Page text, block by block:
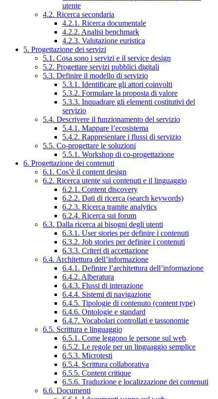
utente
4.2. Ricerca secondaria
4.2.1. Ricerca documentale
4.2.2. Analisi benchmark
4.2.3. Valutazione euristica
5. Progettazione dei servizi
5.1. Cosa sono i servizi e il service design
5.2. Progettare servizi pubblici digitali
5.3. Definire il modello di servizio
5.3.1. Identificare gli attori coinvolti
5.3.2. Formulare la proposta di valore
5.3.3. Inquadrare gli elementi costitutivi del
servizio
5.4. Descrivere il funzionamento del servizio
5.4.1. Mappare l’ecosistema
5.4.2. Rappresentare i flussi di servizio
5.5. Co-progettare le soluzioni
5.5.1. Workshop di co-progettazione
6. Progettazione dei contenuti
6.1. Cos’è il content design
6.2. Ricerca utente sui contenuti e il linguaggio
6.2.1. Content discovery
6.2.2. Dati di ricerca (search keywords)
6.2.3. Ricerca tramite analytics
6.2.4. Ricerca sui forum
6.3. Dalla ricerca ai bisogni degli utenti
6.3.1. User stories per definire i contenuti
6.3.2. Job stories per definire i contenuti
6.3.3. Criteri di accettazione
6.4. Architettura dell’informazione
6.4.1. Definire l’architettura dell’informazione
6.4.2. Alberatura
6.4.3. Flussi di interazione
6.4.4. Sistemi di navigazione
6.4.5. Tipologie di contenuto (content type)
6.4.6. Ontologie e standard
6.4.7. Vocabolari controllati e tassonomie
6.5. Scrittura e linguaggio
6.5.1. Come leggono le persone sul web
6.5.2. Le regole per un linguaggio semplice
6.5.3. Microtesti
6.5.4. Scrittura collaborativa
6.5.5. Content critique
6.5.6. Traduzione e localizzazione dei contenuti
6.6. Documenti